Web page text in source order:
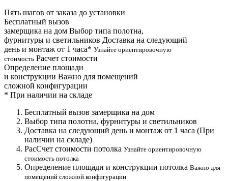
Пять шагов от заказа до установки
Бесплатный вызов
замерщика на дом Выбор типа полотна,
фурнитуры и светильников Доставка на следующий
день и монтаж от 1 часа* Узнайте ориентировочную
стоимость Расчет стоимости
Определение площади
и конструкции Важно для помещений
сложной конфигурации
* При наличии на складе
Бесплатный вызов замерщика на дом
Выбор типа полотна, фурнитуры и светильников
Доставка на следующий день и монтаж от 1 часа (При
наличии на складе)
РасСчет стоимости потолка Узнайте ориентировочную
стоимость потолка
Определение площади и конструкции потолка Важно для
помещений сложной конфигурации